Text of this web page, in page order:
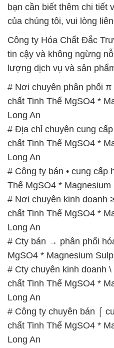
bạn cần biết thêm chi tiết
của chúng tôi, vui lòng
Công ty Hóa Chất Đắc
tin cậy và không ngừng
lượng dịch vụ và sản
# Nơi chuyên phân phối
chất Tinh Thể MgSO4 *
Long An
# Địa chỉ chuyên cung
chất Tinh Thể MgSO4 *
Long An
# Công ty bán • cung cấp
Thể MgSO4 *
# Nơi chuyên kinh doanh
chất Tinh Thể MgSO4 *
Long An
# Cty bán → phân phối
MgSO4 * Magnesium
# Cty chuyên kinh doanh
chất Tinh Thể MgSO4 *
Long An
# Công ty chuyên bán ⌠
chất Tinh Thể MgSO4 *
Long An